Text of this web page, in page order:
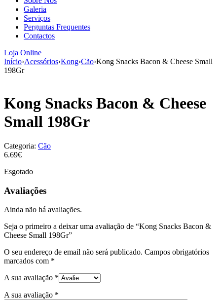
Galeria
Serviços
Perguntas Frequentes
Contactos
Loja Online
Início›Acessórios›Kong›Cão›Kong Snacks Bacon & Cheese Small
198Gr
Kong Snacks Bacon & Cheese
Small 198Gr
Categoria: Cão
6.69€
Esgotado
Avaliações
Ainda não há avaliações.
Seja o primeiro a deixar uma avaliação de “Kong Snacks Bacon &
Cheese Small 198Gr”
O seu endereço de email não será publicado. Campos obrigatórios
marcados com *
A sua avaliação *
A sua avaliação *
aumenta a
probabilidade
de ver
conteúdo e
ofertas